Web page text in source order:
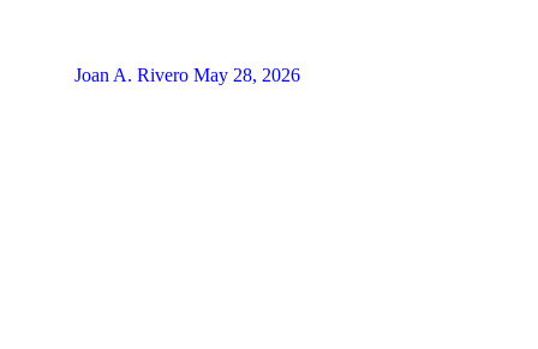
Joan A. Rivero May 28, 2026